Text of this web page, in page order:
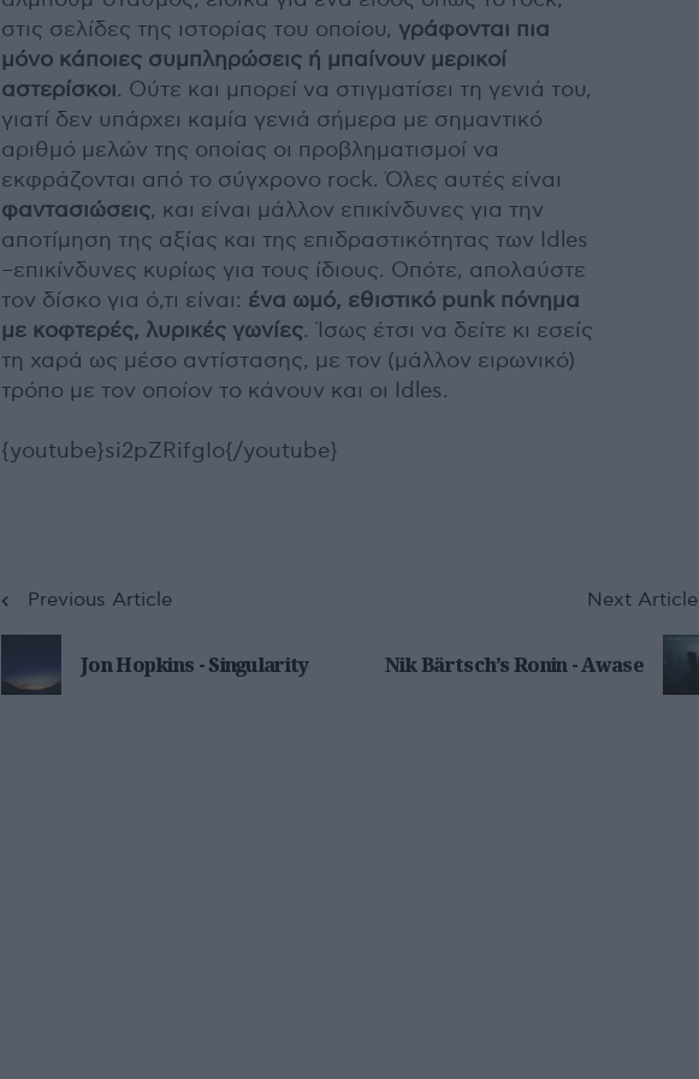
στις σελίδες της ιστορίας του οποίου, γράφονται πια
μόνο κάποιες συμπληρώσεις ή μπαίνουν μερικοί
αστερίσκοι. Ούτε και μπορεί να στιγματίσει τη γενιά του,
γιατί δεν υπάρχει καμία γενιά σήμερα με σημαντικό
αριθμό μελών της οποίας οι προβληματισμοί να
εκφράζονται από το σύγχρονο rock. Όλες αυτές είναι
φαντασιώσεις, και είναι μάλλον επικίνδυνες για την
αποτίμηση της αξίας και της επιδραστικότητας των Idles
–επικίνδυνες κυρίως για τους ίδιους. Οπότε, απολαύστε
τον δίσκο για ό,τι είναι: ένα ωμό, εθιστικό punk πόνημα
με κοφτερές, λυρικές γωνίες. Ίσως έτσι να δείτε κι εσείς
τη χαρά ως μέσο αντίστασης, με τον (μάλλον ειρωνικό)
τρόπο με τον οποίον το κάνουν και οι Idles.
{youtube}si2pZRifgIo{/youtube}
Previous Article
Jon Hopkins - Singularity
Next Article
Nik Bärtsch’s Ronin - Awase